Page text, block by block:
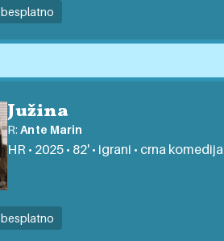
besplatno
Južina
R:Ante Marin
HR • 2025 • 82' • igrani • crna komedija
besplatno